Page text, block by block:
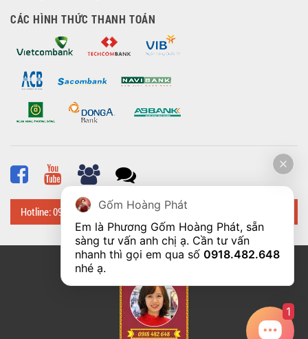
CÁC HÌNH THỨC THANH TOÁN
Hotline: 0918 482 648
© Bản quyền thuộc về
Gốm Hoàng Phát
Em là Phương Gốm Hoàng Phát, sẵn
sàng tư vấn anh chị ạ. Cần tư vấn
nhanh thì gọi em qua số 0918.482.648
nhé ạ.
1